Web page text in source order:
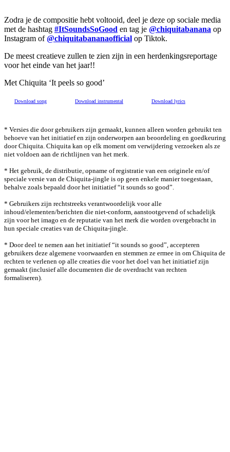
Zodra je de compositie hebt voltooid, deel je deze op sociale media
met de hashtag #ItSoundsSoGood en tag je @chiquitabanana op
Instagram of@chiquitabananaofficial op Tiktok.
De meest creatieve zullen te zien zijn in een herdenkingsreportage
voor het einde van het jaar!!
Met Chiquita ‘It peels so good’
Download song Download instrumental Download lyrics
* Versies die door gebruikers zijn gemaakt, kunnen alleen worden gebruikt ten
behoeve van het initiatief en zijn onderworpen aan beoordeling en goedkeuring
door Chiquita. Chiquita kan op elk moment om verwijdering verzoeken als ze
niet voldoen aan de richtlijnen van het merk.
* Het gebruik, de distributie, opname of registratie van een originele en/of
speciale versie van de Chiquita-jingle is op geen enkele manier toegestaan,
behalve zoals bepaald door het initiatief “it sounds so good”.
* Gebruikers zijn rechtstreeks verantwoordelijk voor alle
inhoud/elementen/berichten die niet-conform, aanstootgevend of schadelijk
zijn voor het imago en de reputatie van het merk die worden overgebracht in
hun speciale creaties van de Chiquita-jingle.
* Door deel te nemen aan het initiatief “it sounds so good”, accepteren
gebruikers deze algemene voorwaarden en stemmen ze ermee in om Chiquita de
rechten te verlenen op alle creaties die voor het doel van het initiatief zijn
gemaakt (inclusief alle documenten die de overdracht van rechten
formaliseren).